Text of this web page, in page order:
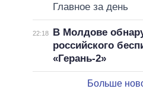
Главное за день
22:18
В Молдове
российского
«Герань-2»
Больше